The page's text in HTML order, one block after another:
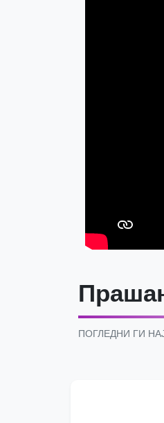
ПОГЛЕДНИ ГИ